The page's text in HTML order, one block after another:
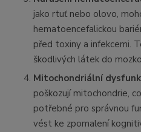
jako rtuť nebo olovo,
hematoencefalickou
před toxiny a infekcemi.
škodlivých látek do
Mitochondriální
poškozují mitochondrie,
potřebné pro správnou
vést ke zpomalení